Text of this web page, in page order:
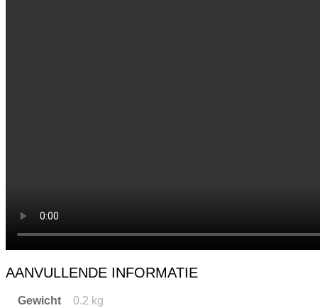
AANVULLENDE INFORMATIE
Gewicht
0.2 kg